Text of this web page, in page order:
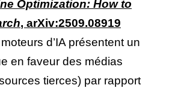
Optimization: How to
, arXiv:2509.08919
d’IA présentent un
en faveur des médias
tierces) par rapport